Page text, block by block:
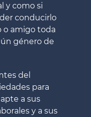
y como si
conducirlo
o amigo toda
género de
del
para
a sus
y a sus